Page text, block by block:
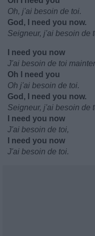
Oh, j'ai besoin de toi.
God, I need you now.
Seigneur, j'ai besoin de
I need you now
J'ai besoin de toi
Oh I need you
Oh j'ai besoin de toi.
God, I need you now.
Seigneur, j'ai besoin de
I need you now
J'ai besoin de toi,
I need you now
J'ai besoin de toi.